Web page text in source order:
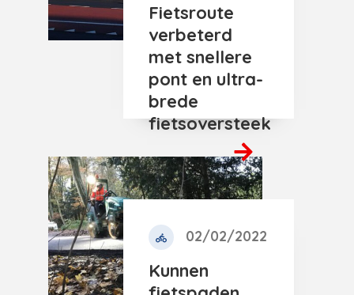
Fietsroute
verbeterd
met snellere
pont en ultra-
brede
fietsoversteek
02/02/2022
Kunnen